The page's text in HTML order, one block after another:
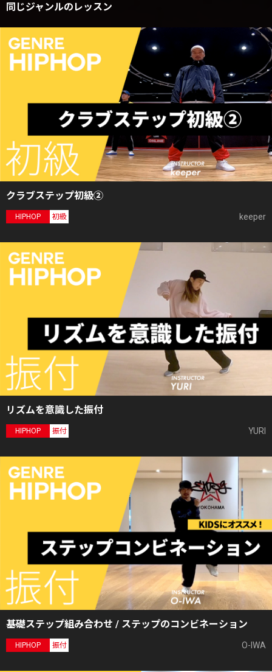
同じジャンルのレッスン
クラブステップ初級②
HIPHOP 初級 keeper
リズムを意識した振付
HIPHOP 振付 YURI
基礎ステップ組み合わせ / ステップのコンビネーション
HIPHOP 振付 O-IWA